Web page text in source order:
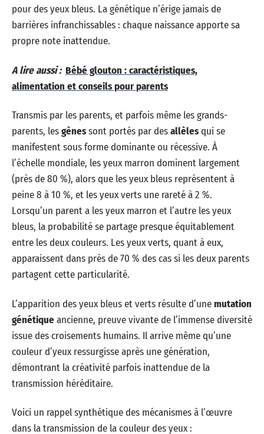
pour des yeux bleus. La génétique n’érige jamais de
barrières infranchissables : chaque naissance apporte sa
propre note inattendue.
A lire aussi : Bébé glouton : caractéristiques,
alimentation et conseils pour parents
Transmis par les parents, et parfois même les grands-
parents, lesgènessont portés par desallèlesqui se
manifestent sous forme dominante ou récessive. À
l’échelle mondiale, les yeux marron dominent largement
(près de 80 %), alors que les yeux bleus représentent à
peine 8 à 10 %, et les yeux verts une rareté à 2 %.
Lorsqu’un parent a les yeux marron et l’autre les yeux
bleus, la probabilité se partage presque équitablement
entre les deux couleurs. Les yeux verts, quant à eux,
apparaissent dans près de 70 % des cas si les deux parents
partagent cette particularité.
L’apparition des yeux bleus et verts résulte d’unemutation
génétiqueancienne, preuve vivante de l’immense diversité
issue des croisements humains. Il arrive même qu’une
couleur d’yeux ressurgisse après une génération,
démontrant la créativité parfois inattendue de la
transmission héréditaire.
Voici un rappel synthétique des mécanismes à l’œuvre
dans la transmission de la couleur des yeux :